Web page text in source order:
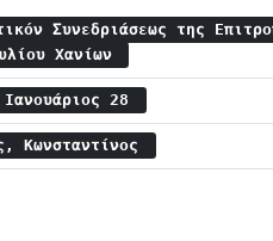
Συνεδριάσεως της
Χανίων
Ιανουάριος 28
Κωνσταντίνος